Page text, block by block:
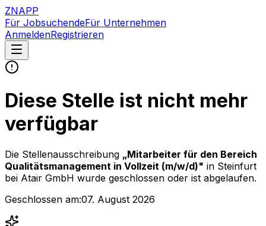
ZNAPP
Für JobsuchendeFür Unternehmen
AnmeldenRegistrieren
Diese Stelle ist nicht mehr
verfügbar
Die Stellenausschreibung „Mitarbeiter für den Bereich
Qualitätsmanagement in Vollzeit (m/w/d)" in Steinfurt
bei Atair GmbH wurde geschlossen oder ist abgelaufen.
Geschlossen am:07. August 2026